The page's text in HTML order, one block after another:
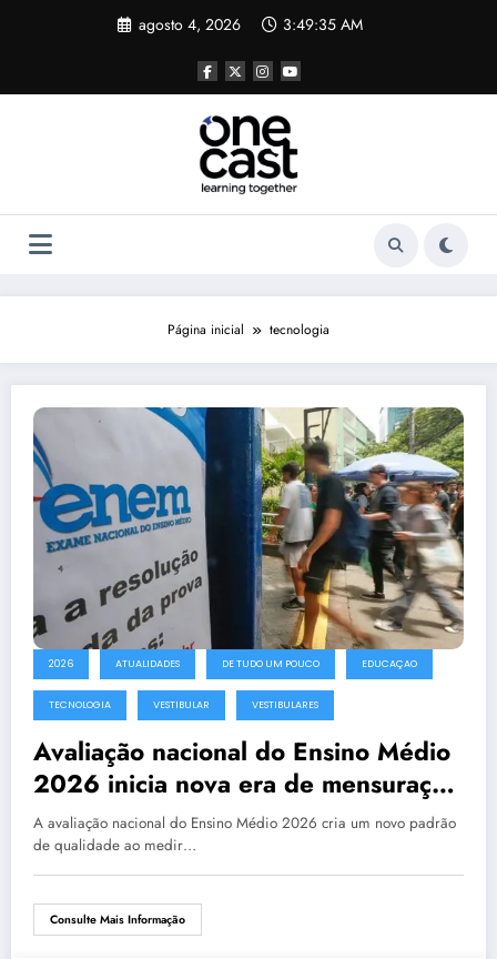
agosto 4, 2026 3:49:36 AM
Página inicial tecnologia
2026 ATUALIDADES DE TUDO UM POUCO EDUCAÇAO
TECNOLOGIA VESTIBULAR VESTIBULARES
Avaliação nacional do Ensino Médio
2026 inicia nova era de mensuração
da aprendizagem e correção das
desigualdades educacionais
A avaliação nacional do Ensino Médio 2026 cria um novo padrão
de qualidade ao medir…
Consulte Mais Informação